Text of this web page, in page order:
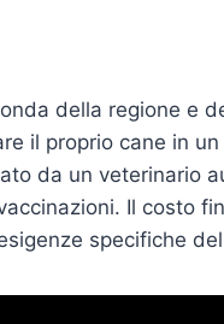
della regione e
il proprio cane in
da un veterinario
Il costo
specifiche